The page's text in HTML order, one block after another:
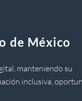
de México
manteniendo su
inclusiva,